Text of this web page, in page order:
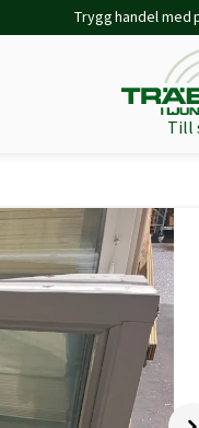
Trygg handel med
Till